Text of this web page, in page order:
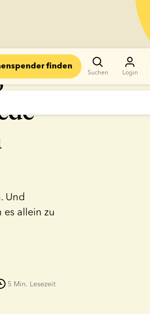
finden
Suchen Login
Und
es allein zu
5 Min. Lesezeit